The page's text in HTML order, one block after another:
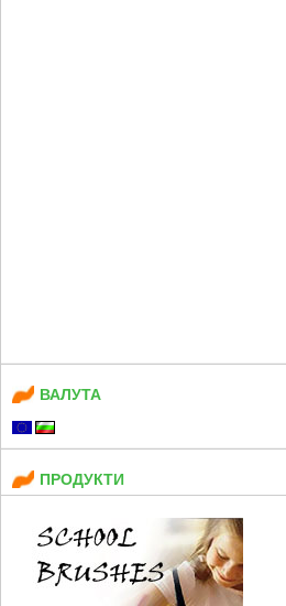
ВАЛУТА
ПРОДУКТИ